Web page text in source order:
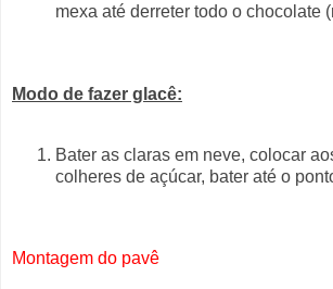
mexa até derreter todo o chocolate
Modo de fazer glacê:
Bater as claras em neve, colocar
colheres de açúcar, bater até o
Montagem do pavê